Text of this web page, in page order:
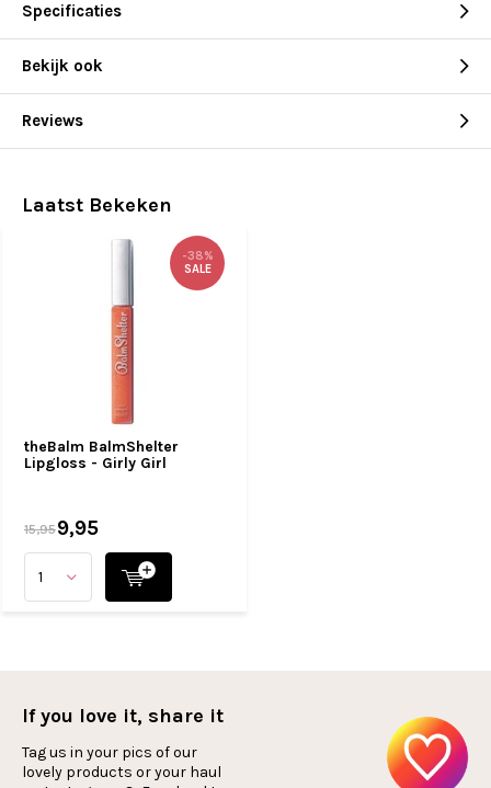
Specificaties
Bekijk ook
Reviews
Laatst Bekeken
theBalm BalmShelter
Lipgloss - Girly Girl
-38%
SALE
15,959,95
If you love it, share it
Tag us in your pics of our
lovely products or your haul